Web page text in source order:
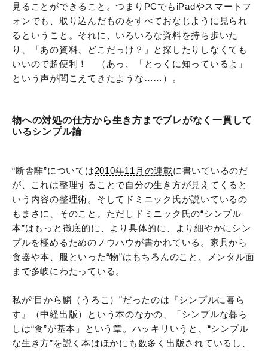
見ることができること。つまりPCでもiPadやスマートフ
ォンでも、取り込んだものをすべておなじように見られ
るということ。それに、いろいろな資料を持ち歩いた
り、「あの資料、どこだっけ？」と探したりしなくても
いいので超便利！ （あっ、「とっくに知っているよ」
という声が聞こえてきたような……）。
物への対処の仕方から生き方までブレがなく一貫して
いるシンプル論
“断舎離”については2010年11月の連載に書いているのだ
が、これは整理することで自分の生き方が見えてくると
いう内容の整理術。そしてドミニック氏が説いているの
もまさに、そのこと。ただしドミニック氏の“シンプル
本”はもっと徹底的に、より具体的に、より細やかにシン
プルを極めるためのノウハウが書かれている。家具から
食器や本、服といった“物”はもちろんのこと、メンタル面
まで多岐にわたっている。
私が“目から鱗（うろこ）”だったのは『シンプルに暮ら
す』（中経出版）という本のなかの、「シンプルな暮ら
しは“食”が基本」という章。ハッキリいうと、“シンプル
な生き方”を説く本はほかにも数多く出版されているし、